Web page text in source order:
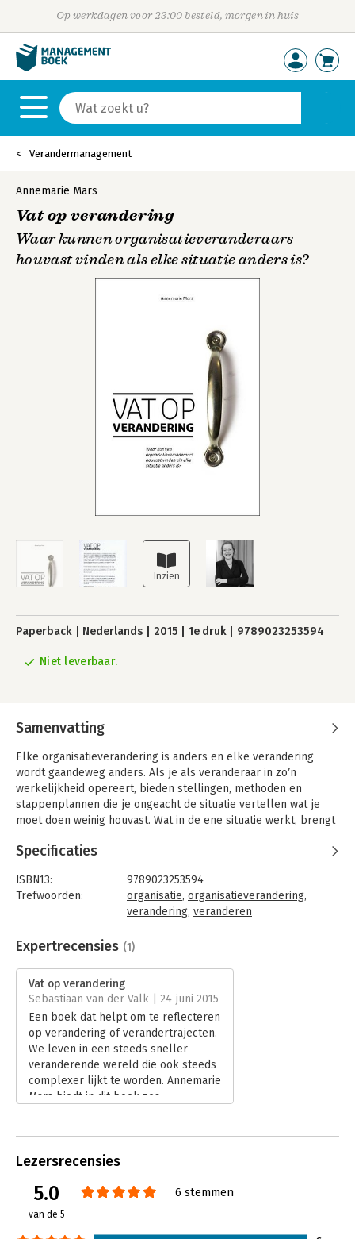
Op werkdagen voor 23:00 besteld, morgen in huis
Verandermanagement
Annemarie Mars
Vat op verandering
Waar kunnen organisatieveranderaars
houvast vinden als elke situatie anders is?
Paperback Nederlands 2015 1e druk 9789023253594
Niet leverbaar.
Samenvatting
Elke organisatieverandering is anders en elke verandering
wordt gaandeweg anders. Als je als veranderaar in zo’n
werkelijkheid opereert, bieden stellingen, methoden en
stappenplannen die je ongeacht de situatie vertellen wat je
moet doen weinig houvast. Wat in de ene situatie werkt, brengt
later moment te doen, is waarschijnlijk niet wat er dan nodig is.
complexe werkelijkheid, maar dat deze werkelijkheid niet nog
complexer maakt dan hij al is.
'Vat op verandering' maakt ze op nuchtere wijze en vrij van
jargon de balans op. Ze presenteert zes schijnwerpers die de
veranderaar in elke situatie aan kan zetten, om zich te kunnen
bezinnen of hij op de goede weg is en of hij goed op weg is.
De bouwstenen voor de zes schijnwerpers vond Annemarie in
haar @rtikelenreeks. Tien keer per jaar gaat ze op zoek naar
antwoorden op een prangende vraag die ze in haar eigen
werkpraktijk is tegengekomen. Dat antwoord deelt ze met een
groeiende groep veranderaars die zich op de reeks hebben
geabonneerd. De @rtikelen die ze in de eerste drie jaar van de
Specificaties
ISBN13:
9789023253594
Trefwoorden:
organisatie, organisatieverandering,
verandering, veranderen
Bindwijze:
paperback
Uitgever:
Koninklijke van Gorcum
Druk:
Verschijningsdatum:
5-12-2014
Hoofdrubriek: Verandermanagement
Expertrecensies (1)
Vat op verandering
Sebastiaan van der Valk | 24 juni 2015
Een boek dat helpt om te reflecteren
op verandering of verandertrajecten.
We leven in een steeds sneller
veranderende wereld die ook steeds
complexer lijkt te worden. Annemarie
Mars biedt in dit boek zes
veranderproces. Dit teneinde vat te
Lees verder
Lezersrecensies
5.0
van de 5
6 stemmen